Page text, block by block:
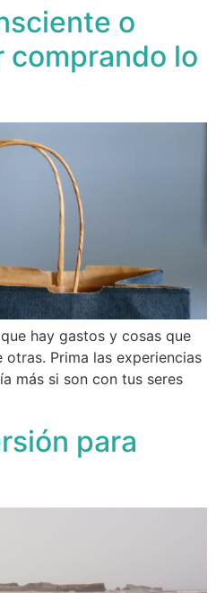
o
comprando lo
hay gastos y cosas que
otras. Prima las experiencias
más si son con tus seres
para